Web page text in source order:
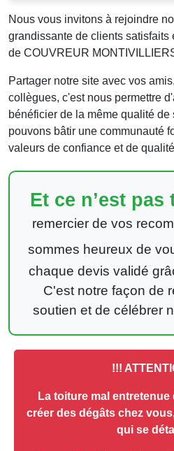
Nous vous invitons à rejoindre
grandissante de clients satisfaits
de COUVREUR
Partager notre site avec vos
collègues, c'est nous permettre
bénéficier de la même qualité
pouvons bâtir une communauté
valeurs de confiance et de
Et ce n’est pas
remercier de vos
sommes heureux de
chaque devis validé
C'est notre façon de
soutien et de célébrer
!!!
La toiture mal
créer des dégâts chez
qui se